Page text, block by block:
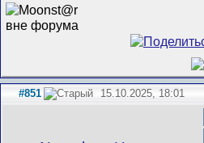
#851 15.10.2025, 18:01